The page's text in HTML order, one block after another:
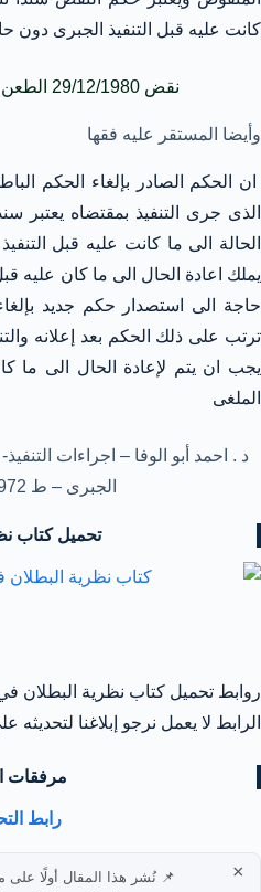
كانت عليه قبل التنفيذ الجبرى دون
نقض 29/12/1980 الطعن رقم 592 لسنة 45 ق
وأيضا المستقر عليه فقها
ان الحكم الصادر بإلغاء الحكم
الذى جرى التنفيذ بمقتضاه يعتبر
الحالة الى ما كانت عليه قبل
يملك اعادة الحال الى ما كان عليه
حاجة الى استصدار حكم جديد
ترتب على ذلك الحكم بعد إعلانه
يجب ان يتم لإعادة الحال الى ما
الملغى
الجبرى – ط 1972 – ص 117
تحميل كتاب
روابط تحميل كتاب نظرية البطلان
الرابط لا يعمل نرجو إبلاغنا لتحديثه
مرفقات
رابط
📌 نُشر هذا المقال أولًا على ×